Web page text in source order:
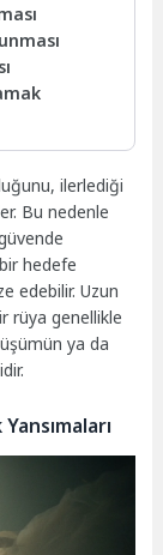
ilerlediği
Bu nedenle
hedefe
edebilir. Uzun
rüya genellikle
ya da